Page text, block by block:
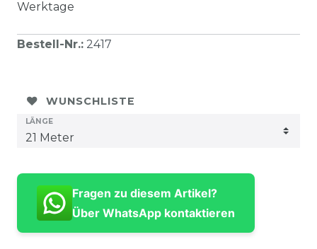
Werktage
Bestell-Nr.: 2417
WUNSCHLISTE
LÄNGE
Fragen zu diesem Artikel?
Über WhatsApp kontaktieren